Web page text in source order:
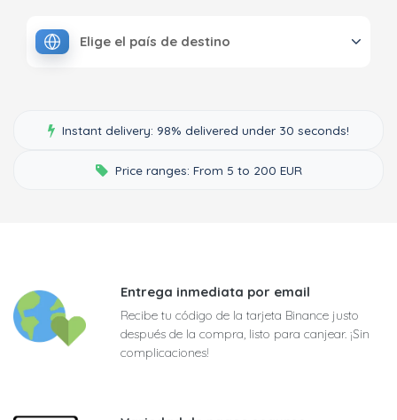
Elige el país de destino
Instant delivery: 98% delivered under 30 seconds!
Price ranges: From 5 to 200 EUR
Entrega inmediata por email
Recibe tu código de la tarjeta Binance justo
después de la compra, listo para canjear. ¡Sin
complicaciones!